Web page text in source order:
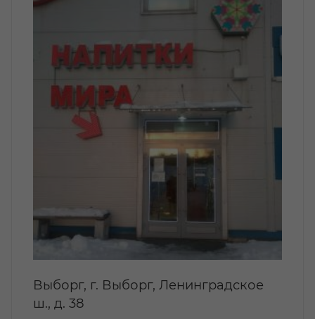
Выборг, г. Выборг, Ленинградское
ш., д. 38